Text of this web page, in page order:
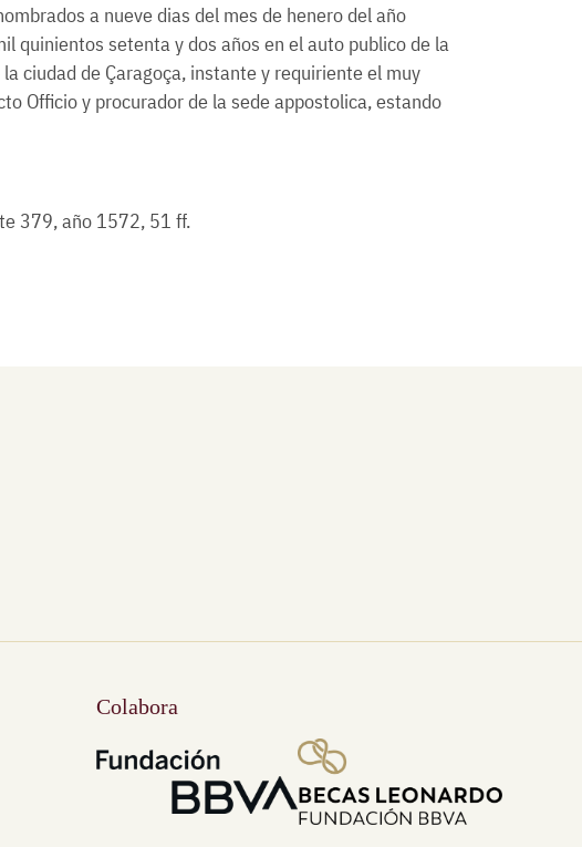
a nueve dias del mes de henero del año
quinientos setenta y dos años en el auto publico de la
ciudad de Çaragoça, instante y requiriente el muy
Officio y procurador de la sede appostolica, estando
379, año 1572, 51 ff.
Colabora